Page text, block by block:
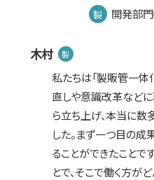
製 開発部門
木村 製
私たちは「製販管一体
直しや意識改革など
ら立ち上げ、本当に数
した。まず一つ目の成
ることができたことで
とで、そこで働く方が